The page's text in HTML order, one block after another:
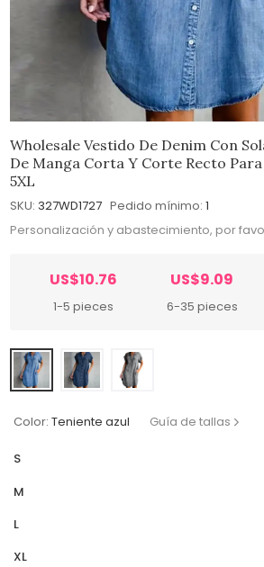
Wholesale Vestido De Denim Con
De Manga Corta Y Corte Recto
5XL
SKU: 327WD1727 Pedido mínimo: 1
Personalización y abastecimiento, por
US$10.76
1-5 pieces
US$9.09
6-35 pieces
Color: Teniente azul Guía de tallas
S
M
L
XL